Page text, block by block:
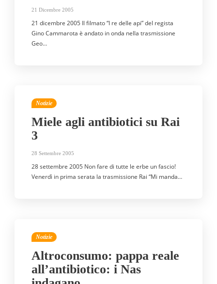
21 Dicembre 2005
21 dicembre 2005 Il filmato “I re delle api” del regista
Gino Cammarota è andato in onda nella trasmissione
Geo…
Notizie
Miele agli antibiotici su Rai
3
28 Settembre 2005
28 settembre 2005 Non fare di tutte le erbe un fascio!
Venerdì in prima serata la trasmissione Rai “Mi manda…
Notizie
Altroconsumo: pappa reale
all’antibiotico: i Nas